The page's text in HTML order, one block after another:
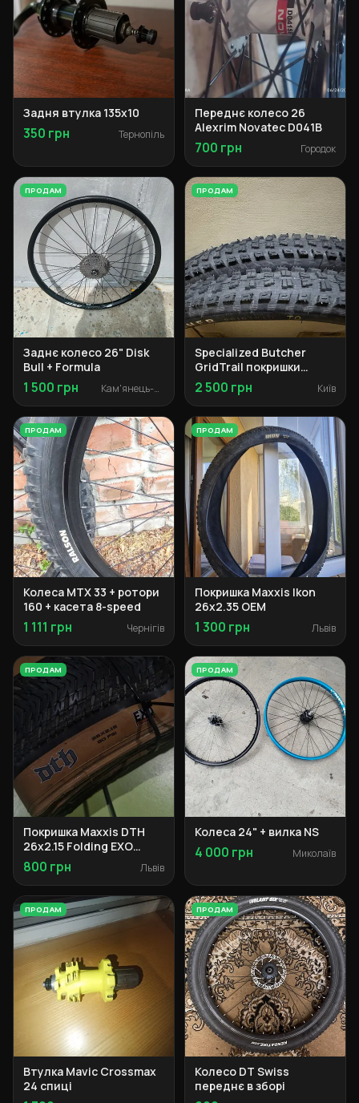
Задня втулка 135x10
350 грн Тернопіль
Переднє колесо 26
Alexrim Novatec D041B
700 грн Городок
ПРОДАМ
Заднє колесо 26" Disk
Bull + Formula
1 500 грн Кам'янець-Подільський
ПРОДАМ
Specialized Butcher
GridTrail покришки
29x2.3
2 500 грн Київ
ПРОДАМ
Колеса MTX 33 + ротори
160 + касета 8-speed
1 111 грн Чернігів
ПРОДАМ
Покришка Maxxis Ikon
26x2.35 OEM
1 300 грн Львів
ПРОДАМ
Покришка Maxxis DTH
26x2.15 Folding EXO
Tanwall
800 грн Львів
ПРОДАМ
Колеса 24" + вилка NS
4 000 грн Миколаїв
ПРОДАМ
Втулка Mavic Crossmax
24 спиці
ПРОДАМ
Колесо DT Swiss
переднє в зборі